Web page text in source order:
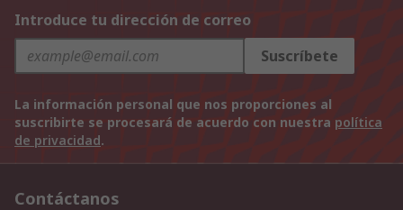
Introduce tu dirección de correo
Suscríbete
La información personal que nos proporciones al
suscribirte se procesará de acuerdo con nuestra política
de privacidad.
Contáctanos